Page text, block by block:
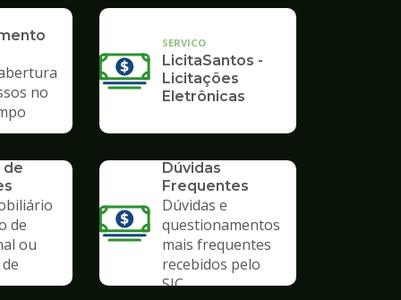
no
SERVICO
LicitaSantos -
Licitações
Eletrônicas
de
de
ou
Dúvidas
Frequentes
Dúvidas e
questionamentos
mais frequentes
recebidos pelo
SIC